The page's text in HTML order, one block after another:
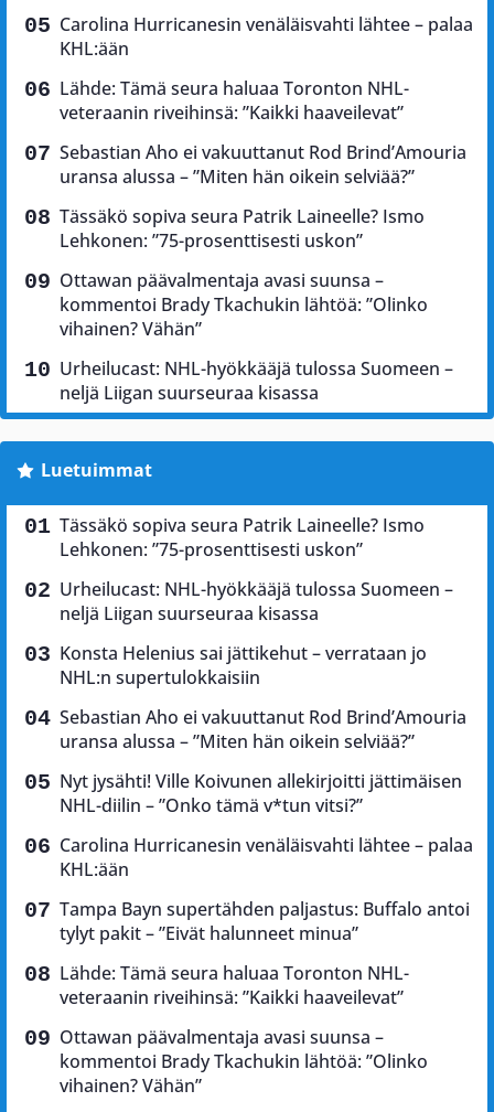
Carolina Hurricanesin venäläisvahti lähtee – palaa
KHL:ään
Lähde: Tämä seura haluaa Toronton NHL-
veteraanin riveihinsä: ”Kaikki haaveilevat”
Sebastian Aho ei vakuuttanut Rod Brind’Amouria
uransa alussa – ”Miten hän oikein selviää?”
Tässäkö sopiva seura Patrik Laineelle? Ismo
Lehkonen: ”75-prosenttisesti uskon”
Ottawan päävalmentaja avasi suunsa –
kommentoi Brady Tkachukin lähtöä: ”Olinko
vihainen? Vähän”
Urheilucast: NHL-hyökkääjä tulossa Suomeen –
neljä Liigan suurseuraa kisassa
Luetuimmat
Tässäkö sopiva seura Patrik Laineelle? Ismo
Lehkonen: ”75-prosenttisesti uskon”
Urheilucast: NHL-hyökkääjä tulossa Suomeen –
neljä Liigan suurseuraa kisassa
Konsta Helenius sai jättikehut – verrataan jo
NHL:n supertulokkaisiin
Sebastian Aho ei vakuuttanut Rod Brind’Amouria
uransa alussa – ”Miten hän oikein selviää?”
Nyt jysähti! Ville Koivunen allekirjoitti jättimäisen
NHL-diilin – ”Onko tämä v*tun vitsi?”
Carolina Hurricanesin venäläisvahti lähtee – palaa
KHL:ään
Tampa Bayn supertähden paljastus: Buffalo antoi
tylyt pakit – ”Eivät halunneet minua”
Lähde: Tämä seura haluaa Toronton NHL-
veteraanin riveihinsä: ”Kaikki haaveilevat”
Ottawan päävalmentaja avasi suunsa –
kommentoi Brady Tkachukin lähtöä: ”Olinko
vihainen? Vähän”